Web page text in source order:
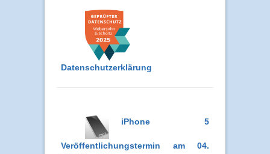
Datenschutzerklärung
iPhone 5
Veröffentlichungstermin am 04.